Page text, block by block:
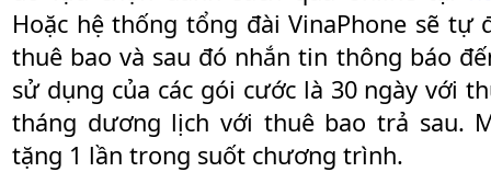
Hoặc hệ thống tổng đài VinaPhone sẽ tự
thuê bao và sau đó nhắn tin thông báo
sử dụng của các gói cước là 30 ngày với
tháng dương lịch với thuê bao trả sau.
tặng 1 lần trong suốt chương trình.